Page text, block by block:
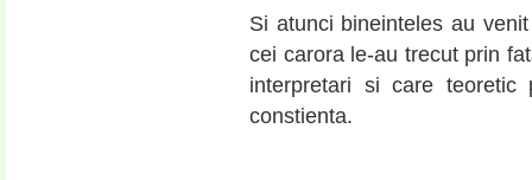
Si atunci bineinteles au
cei carora le-au trecut prin
interpretari si care teoretic
constienta.